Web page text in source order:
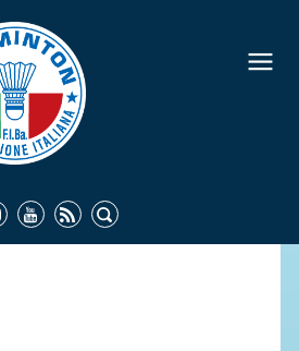
IDENTITÀ
COMMISSIONI FEDERALI
ORGANI TERRITORIALI